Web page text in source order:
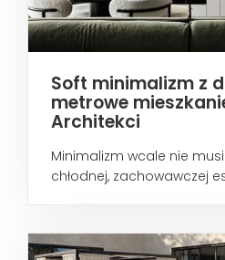
Soft minimalizm z
metrowe
Architekci
Minimalizm wcale nie
chłodnej, zachowawczej